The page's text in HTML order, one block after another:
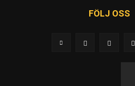
FÖLJ OSS